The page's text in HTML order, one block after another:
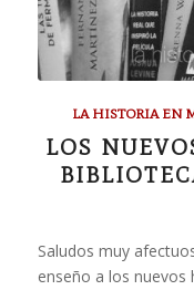
LA HISTORIA EN
LOS
Saludos muy
enseño a los nuevos